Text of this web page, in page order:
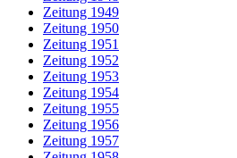
Zeitung 1949
Zeitung 1950
Zeitung 1951
Zeitung 1952
Zeitung 1953
Zeitung 1954
Zeitung 1955
Zeitung 1956
Zeitung 1957